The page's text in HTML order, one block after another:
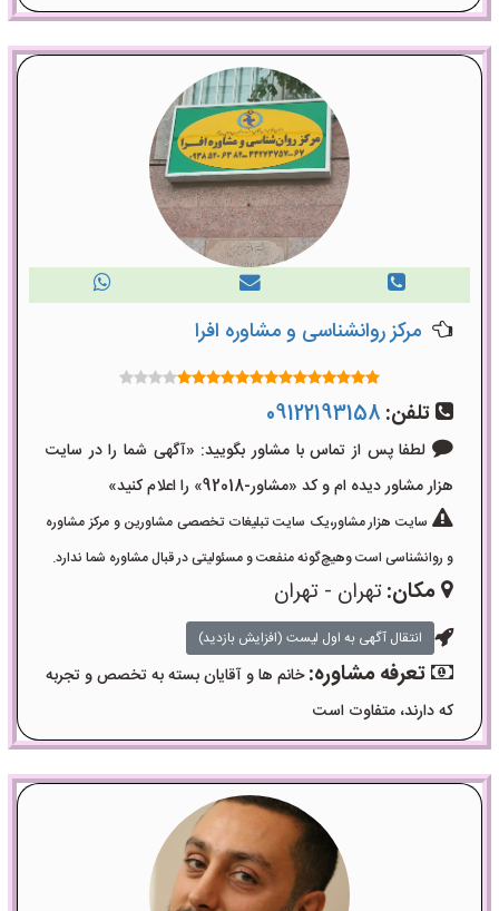
مرکز روانشناسی و مشاوره افرا
تلفن: 09122193158
لطفا پس از تماس با مشاور بگویید: «آگهی شما را در سایت
هزار مشاور دیده ام و کد «مشاور-92018» را اعلام کنید»
سایت هزار مشاور،یک سایت تبلیغات تخصصی مشاورین و مرکز مشاوره
و روانشناسی است وهیچ‌گونه منفعت و مسئولیتی در قبال مشاوره شما ندارد.
مکان:تهران - تهران
انتقال آگهی به اول لیست (افزایش بازدید)
تعرفه مشاوره:خانم ها و آقایان بسته به تخصص و تجربه
که دارند، متفاوت است